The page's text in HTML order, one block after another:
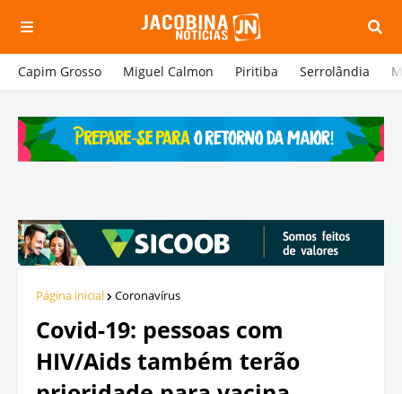
Capim Grosso Miguel Calmon Piritiba Serrolândia
Página inicial Coronavírus
Covid-19: pessoas com
HIV/Aids também terão